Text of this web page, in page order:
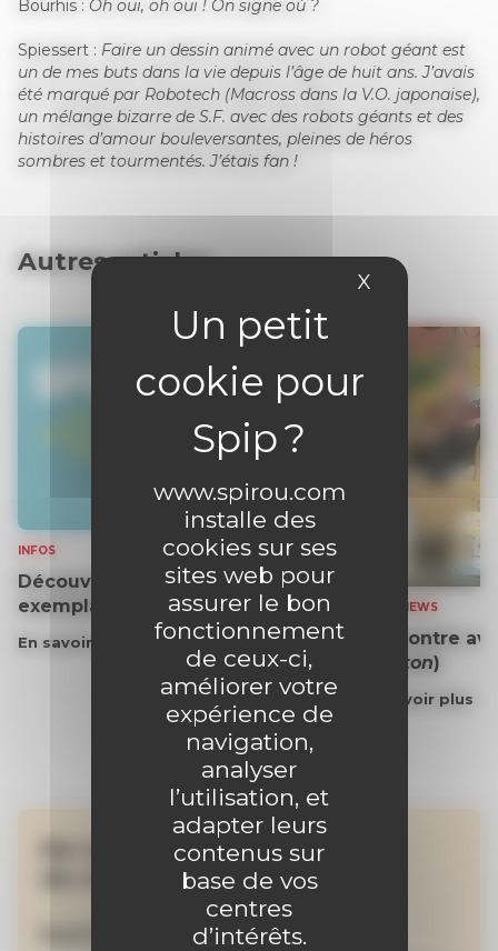
www.spirou.com
installe des
cookies sur ses
sites web pour
assurer le bon
fonctionnement
de ceux-ci,
améliorer votre
expérience de
navigation,
analyser
l’utilisation, et
adapter leurs
contenus sur
base de vos
centres
d’intérêts.
X Masquer le
Bourhis : Oh oui, oh oui ! On signe où ?
Spiessert : Faire un dessin animé avec un robot géant est
un de mes buts dans la vie depuis l’âge de huit ans. J’avais
été marqué par Robotech (Macross dans la V.O. japonaise),
un mélange bizarre de S.F. avec des robots géants et des
histoires d’amour bouleversantes, pleines de héros
sombres et tourmentés. J’étais fan !
Autres articles
INFOS
Découvrez gratuitement un
exemplaire du journal !
En savoir plus
INTERVIEWS
Rencontre
Gaston)
En savoir plus
Ne manquez aucune
de nos actualités !
Inscrivez-vous à la newsletter